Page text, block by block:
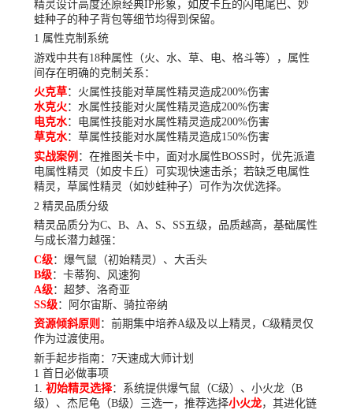
精灵设计高度还原经典IP形象，如皮卡丘的闪电尾巴、妙
蛙种子的种子背包等细节均得到保留。
1 属性克制系统
游戏中共有18种属性（火、水、草、电、格斗等），属性
间存在明确的克制关系：
火克草：火属性技能对草属性精灵造成200%伤害
水克火：水属性技能对火属性精灵造成200%伤害
电克水：电属性技能对水属性精灵造成200%伤害
草克水：草属性技能对水属性精灵造成150%伤害
实战案例 ：在推图关卡中，面对水属性BOSS时，优先派遣
电属性精灵（如皮卡丘）可实现快速击杀；若缺乏电属性
精灵，草属性精灵（如妙蛙种子）可作为次优选择。
2 精灵品质分级
精灵品质分为C、B、A、S、SS五级，品质越高，基础属性
与成长潜力越强：
C级：爆气鼠（初始精灵）、大舌头
B级：卡蒂狗、风速狗
A级：超梦、洛奇亚
SS级：阿尔宙斯、骑拉帝纳
资源倾斜原则 ：前期集中培养A级及以上精灵，C级精灵仅
作为过渡使用。
新手起步指南：7天速成大师计划
1 首日必做事项
初始精灵选择：系统提供爆气鼠（C级）、小火龙（B
级）、杰尼龟（B级）三选一，推荐选择小火龙，其进化链